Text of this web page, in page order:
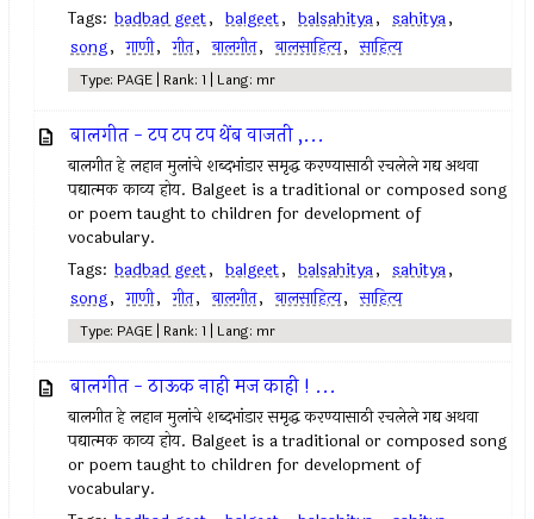
Tags: badbad geet, balgeet, balsahitya, sahitya,
song, गाणी, गीत, बालगीत, बालसाहित्य, साहित्य
Type: PAGE | Rank: 1 | Lang: mr
बालगीत - टप टप टप थेंब वाजती ,...
बालगीत हे लहान मुलांचे शब्दभांडार समृद्ध करण्यासाठी रचलेले गद्य अथवा
पद्यात्मक काव्य होय. Balgeet is a traditional or composed song
or poem taught to children for development of
vocabulary.
Tags: badbad geet, balgeet, balsahitya, sahitya,
song, गाणी, गीत, बालगीत, बालसाहित्य, साहित्य
Type: PAGE | Rank: 1 | Lang: mr
बालगीत - ठाऊक नाही मज काही ! ...
बालगीत हे लहान मुलांचे शब्दभांडार समृद्ध करण्यासाठी रचलेले गद्य अथवा
पद्यात्मक काव्य होय. Balgeet is a traditional or composed song
or poem taught to children for development of
vocabulary.